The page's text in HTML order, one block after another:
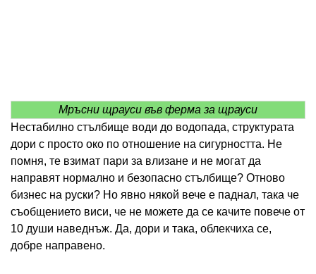
Мръсни щрауси във ферма за щрауси
Нестабилно стълбище води до водопада, структурата
дори с просто око по отношение на сигурността. Не
помня, те взимат пари за влизане и не могат да
направят нормално и безопасно стълбище? Отново
бизнес на руски? Но явно някой вече е паднал, така че
съобщението виси, че не можете да се качите повече от
10 души наведнъж. Да, дори и така, облекчиха се,
добре направено.